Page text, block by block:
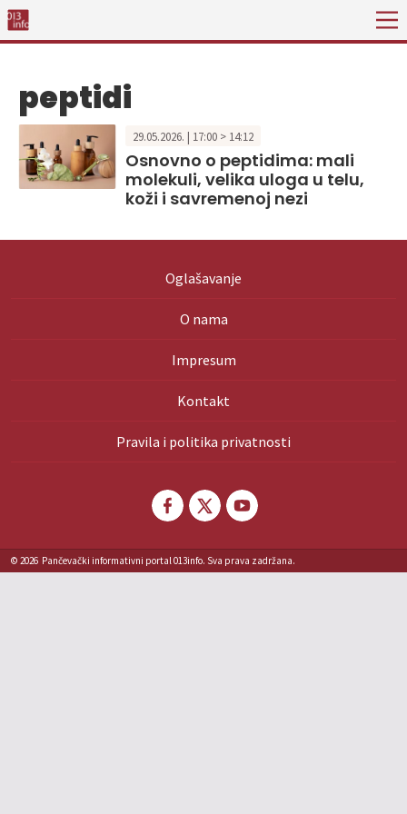
peptidi
29.05.2026. | 17:00 > 14:12
Osnovno o peptidima: mali
molekuli, velika uloga u telu,
koži i savremenoj nezi
Oglašavanje
O nama
Impresum
Kontakt
Pravila i politika privatnosti
© 2026 Pančevački informativni portal 013info. Sva prava zadržana.